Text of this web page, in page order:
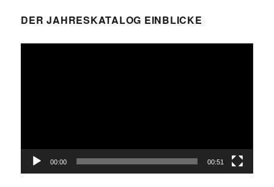
DER JAHRESKATALOG EINBLICKE
00:00 00:51